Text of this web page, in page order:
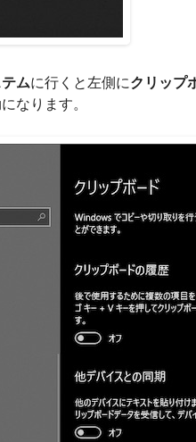
ムに行くと左側にクリップ
なります。